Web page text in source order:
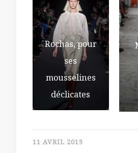
Rochas, pour
ses
mousselines
déclicates
11 AVRIL 2019